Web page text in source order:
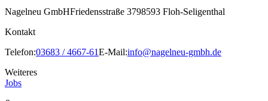
Nagelneu GmbHFriedensstraße 3798593 Floh-Seligenthal
Kontakt
Telefon:03683 / 4667-61E-Mail:info@nagelneu-gmbh.de
Weiteres
Jobs